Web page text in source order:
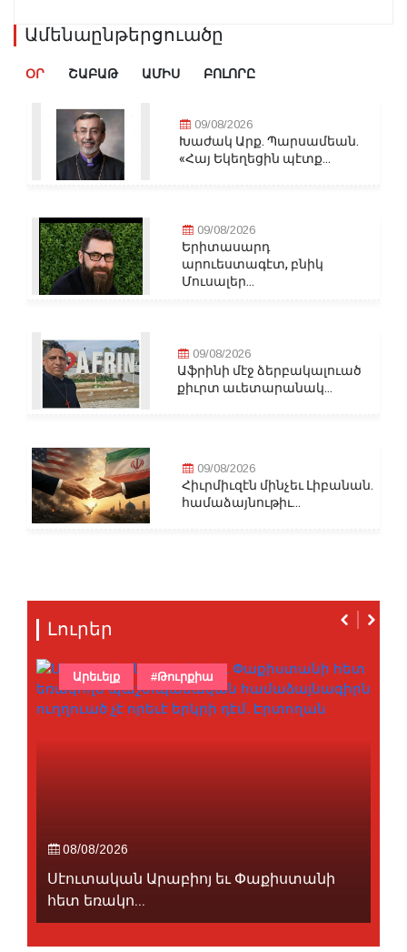
Ամենաընթերցուածը
ՕՐ ՇԱԲԱԹ ԱՄԻՍ ԲՈԼՈՐԸ
09/08/2026
Խաժակ Արք. Պարսամեան.
«Հայ Եկեղեցին պէտք...
09/08/2026
Երիտասարդ
արուեստագէտ, բնիկ
Մուսալեր...
09/08/2026
Աֆրինի մէջ ձերբակալուած
քիւրտ աւետարանակ...
09/08/2026
Հիւրմիւզէն մինչեւ Լիբանան.
համաձայնութիւ...
Լուրեր
08/08/2026
Սէուտական Արաբիոյ եւ Փաքիստանի
հետ եռակո...
Արեւելք #Թուրքիա